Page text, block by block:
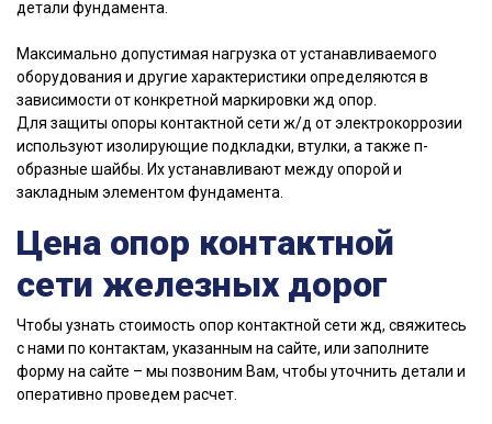
детали фундамента.
Максимально допустимая нагрузка от устанавливаемого
оборудования и другие характеристики определяются в
зависимости от конкретной маркировки жд опор.
Для защиты опоры контактной сети ж/д от электрокоррозии
используют изолирующие подкладки, втулки, а также п-
образные шайбы. Их устанавливают между опорой и
закладным элементом фундамента.
Цена опор контактной
сети железных дорог
Чтобы узнать стоимость опор контактной сети жд, свяжитесь
с нами по контактам, указанным на сайте, или заполните
форму на сайте – мы позвоним Вам, чтобы уточнить детали и
оперативно проведем расчет.